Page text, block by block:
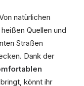
natürlichen
Quellen und
Straßen
Dank der
könnt ihr